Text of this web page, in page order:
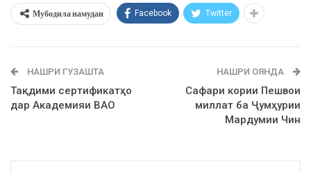
Мубодила намудан Facebook Twitter
НАШРИ ГУЗАШТА
Тақдими сертификатҳо
дар Академияи ВАО
НАШРИ ОЯНДА
Сафари кории Пешвои
миллат ба Ҷумҳурии
Мардумии Чин